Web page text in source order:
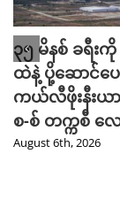
၃၅ မိနစ် ခရီး
ထဲနဲ့ ပို့ဆောင်ပ
ကယ်လီဖိုးနီးယ
စ-စ် တက္ကစီ လ
August 6th, 2026